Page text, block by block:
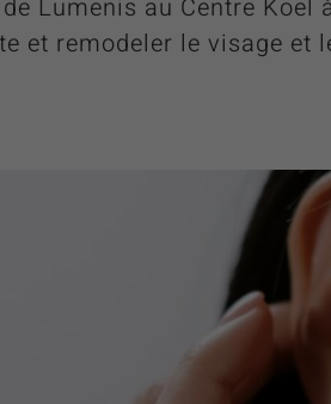
Lumenis au Centre
et remodeler le visage et